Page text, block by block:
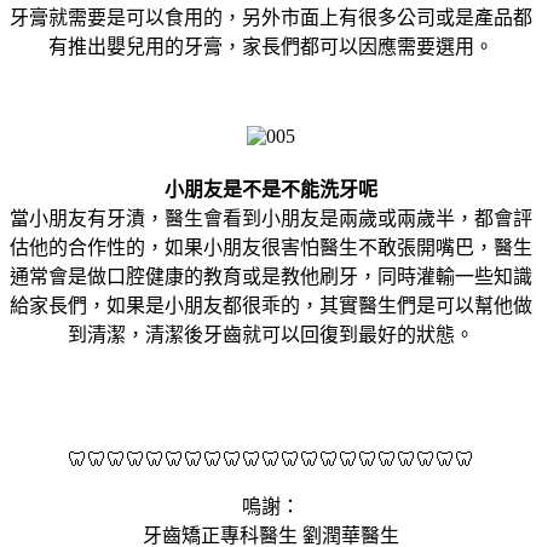
牙膏就需要是可以食用的，另外市面上有很多公司或是產品都
有推出嬰兒用的牙膏，家長們都可以因應需要選用。
小朋友是不是不能洗牙呢
當小朋友有牙漬，醫生會看到小朋友是兩歲或兩歲半，都會評
估他的合作性的，如果小朋友很害怕醫生不敢張開嘴巴，醫生
通常會是做口腔健康的教育或是教他刷牙，同時灌輸一些知識
給家長們，如果是小朋友都很乖的，其實醫生們是可以幫他做
到清潔，清潔後牙齒就可以回復到最好的狀態。
🦷🦷🦷🦷🦷🦷🦷🦷🦷🦷🦷🦷🦷🦷🦷🦷🦷🦷🦷🦷🦷
嗚謝：
牙齒矯正專科醫生 劉潤華醫生